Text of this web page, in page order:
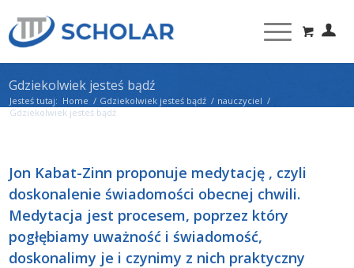
Gdziekolwiek jesteś bądź
Jesteś tutaj: Home / Gdziekolwiek jesteś bądź / nauczyciel /
Gdziekolwiek jesteś bądź
Jon Kabat-Zinn proponuje medytację , czyli
doskonalenie świadomości obecnej chwili.
Medytacja jest procesem, poprzez który
pogłębiamy uważność i świadomość,
doskonalimy je i czynimy z nich praktyczny